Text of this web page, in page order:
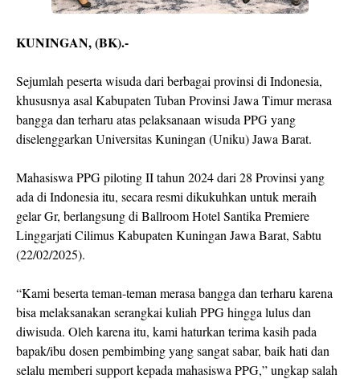
KUNINGAN, (BK).-
Sejumlah peserta wisuda dari berbagai provinsi di Indonesia,
khususnya asal Kabupaten Tuban Provinsi Jawa Timur merasa
bangga dan terharu atas pelaksanaan wisuda PPG yang
diselenggarkan Universitas Kuningan (Uniku) Jawa Barat.
Mahasiswa PPG piloting II tahun 2024 dari 28 Provinsi yang
ada di Indonesia itu, secara resmi dikukuhkan untuk meraih
gelar Gr, berlangsung di Ballroom Hotel Santika Premiere
Linggarjati Cilimus Kabupaten Kuningan Jawa Barat, Sabtu
(22/02/2025).
“Kami beserta teman-teman merasa bangga dan terharu karena
bisa melaksanakan serangkai kuliah PPG hingga lulus dan
diwisuda. Oleh karena itu, kami haturkan terima kasih pada
bapak/ibu dosen pembimbing yang sangat sabar, baik hati dan
selalu memberi support kepada mahasiswa PPG,” ungkap salah